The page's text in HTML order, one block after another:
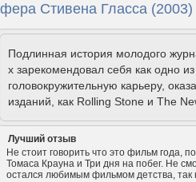
Стивена Гласса (2003)
Подлинная история молодого
х зарекомендовал себя как одно
головокружительную карьеру,
изданий, как Rolling Stone и The
Лучший отзыв
Не стоит говорить что это фильм года,
Томаса Крауна и Три дня на побег. Не
остался любимым фильмом детства, так